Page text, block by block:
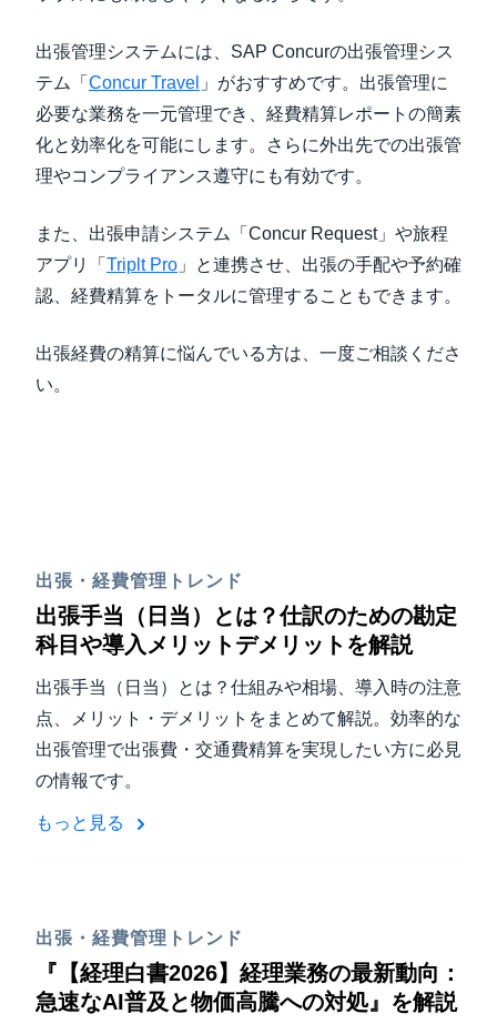
出張管理システムには、SAP Concurの出張管理シス
テム「 Concur Travel 」がおすすめです。出張管理に
必要な業務を一元管理でき、経費精算レポートの簡素
化と効率化を可能にします。さらに外出先での出張管
理やコンプライアンス遵守にも有効です。
また、出張申請システム「 Concur Request」や旅程
アプリ「 Triplt Pro 」と連携させ、出張の手配や予約確
認、経費精算をトータルに管理することもできます。
出張経費の精算に悩んでいる方は、一度ご相談くださ
い。
出張・経費管理トレンド
出張手当（日当）とは？仕訳のための勘定
科目や導入メリットデメリットを解説
出張手当（日当）とは？仕組みや相場、導入時の注意
点、メリット・デメリットをまとめて解説。効率的な
出張管理で出張費・交通費精算を実現したい方に必見
の情報です。
もっと見る
出張・経費管理トレンド
『【経理白書2026】経理業務の最新動向：
急速なAI普及と物価高騰への対処』を解説